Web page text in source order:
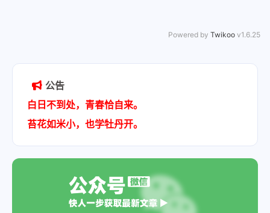
Powered by Twikoo v1.6.25
公告
白日不到处，青春恰自来。
苔花如米小，也学牡丹开。